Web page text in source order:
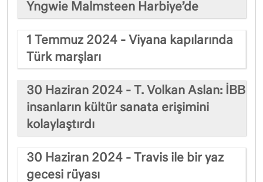
Yngwie Malmsteen Harbiye’de
1 Temmuz 2024 - Viyana kapılarında
Türk marşları
30 Haziran 2024 - T. Volkan Aslan: İBB
insanların kültür sanata erişimini
kolaylaştırdı
30 Haziran 2024 - Travis ile bir yaz
gecesi rüyası